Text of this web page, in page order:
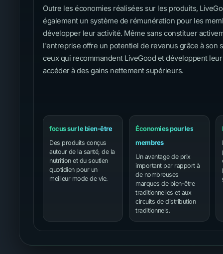
Outre les économies réalisées sur les produits,
également un système de rémunération pour les
développer leur activité. Même sans constituer
l'entreprise offre un potentiel de revenus grâce à son
ceux qui recommandent LiveGood et développent
accéder à des gains nettement supérieurs.
focus sur le bien-être
Des produits conçus
autour de la santé, de la
nutrition et du soutien
quotidien pour un
meilleur mode de vie.
Économies pour les
membres
Un avantage de prix
important par rapport à
de nombreuses
marques de bien-être
traditionnelles et aux
circuits de distribution
traditionnels.